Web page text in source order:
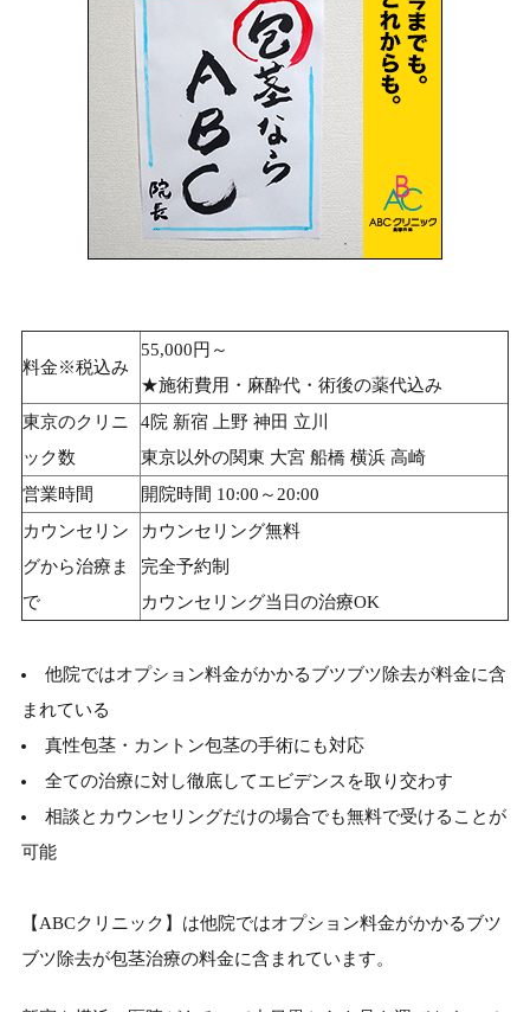
料金※税込み
55,000円～
★施術費用・麻酔代・術後の薬代込み
東京のクリニ
ック数
4院 新宿 上野 神田 立川
東京以外の関東 大宮 船橋 横浜 高崎
営業時間
開院時間 10:00～20:00
カウンセリン
グから治療ま
で
カウンセリング無料
完全予約制
カウンセリング当日の治療OK
他院ではオプション料金がかかるブツブツ除去が料金に含
まれている
真性包茎・カントン包茎の手術にも対応
全ての治療に対し徹底してエビデンスを取り交わす
相談とカウンセリングだけの場合でも無料で受けることが
可能
【ABCクリニック】は他院ではオプション料金がかかるブツ
ブツ除去が包茎治療の料金に含まれています。